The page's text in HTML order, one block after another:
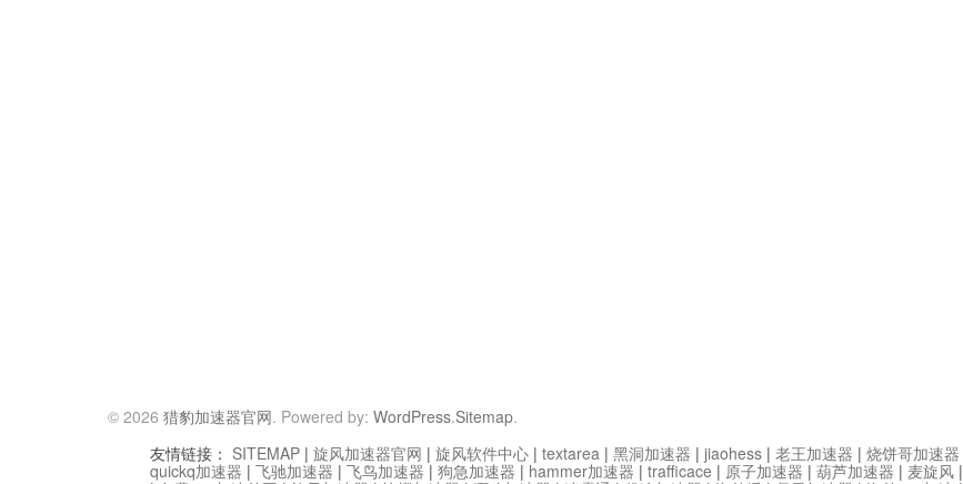
© 2026 猎豹加速器官网. Powered by: WordPress.Sitemap.
友情链接： SITEMAP | 旋风加速器官网 | 旋风软件中心 | textarea | 黑洞加速器 | jiaohess | 老王加速器 | 烧饼哥加速器
quickq加速器 | 飞驰加速器 | 飞鸟加速器 | 狗急加速器 | hammer加速器 | trafficace | 原子加速器 | 葫芦加速器 | 麦旋风 |